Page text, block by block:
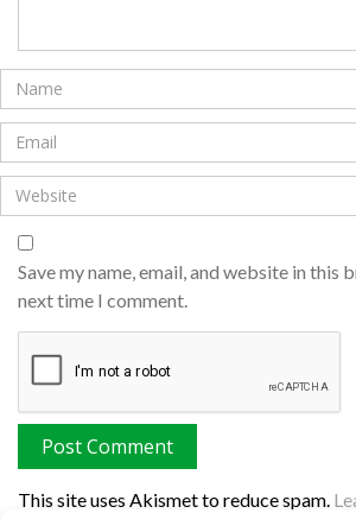
Save my name, email, and website in this
next time I comment.
This site uses Akismet to reduce spam.